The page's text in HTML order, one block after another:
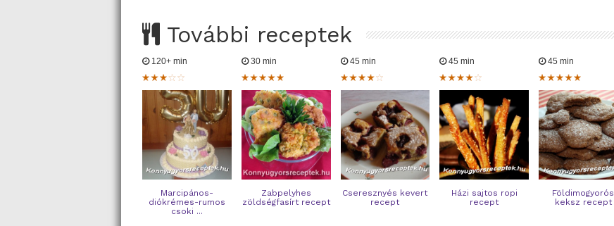
További receptek
120+ min
Marcipános-
diókrémes-rumos
csoki ...
30 min
Zabpelyhes
zöldségfasírt recept
45 min
Cseresznyés kevert
recept
45 min
Házi sajtos ropi
recept
45 min
Földimogyorós
keksz recept